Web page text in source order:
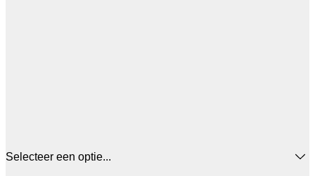
Selecteer een optie...